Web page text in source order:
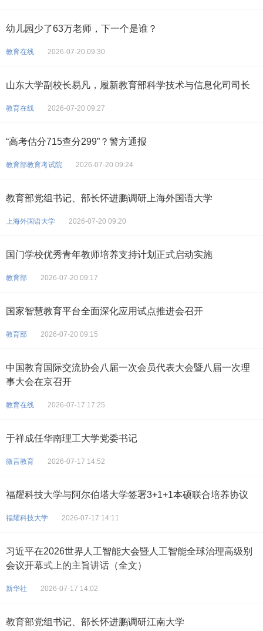
幼儿园少了63万老师，下一个是谁？
教育在线 2026-07-20 09:30
山东大学副校长易凡，履新教育部科学技术与信息化司司长
教育在线 2026-07-20 09:27
“高考估分715查分299”？警方通报
教育部教育考试院 2026-07-20 09:24
教育部党组书记、部长怀进鹏调研上海外国语大学
上海外国语大学 2026-07-20 09:20
国门学校优秀青年教师培养支持计划正式启动实施
教育部 2026-07-20 09:17
国家智慧教育平台全面深化应用试点推进会召开
教育部 2026-07-20 09:15
中国教育国际交流协会八届一次会员代表大会暨八届一次理
事大会在京召开
教育在线 2026-07-17 17:25
于祥成任华南理工大学党委书记
微言教育 2026-07-17 14:52
福耀科技大学与阿尔伯塔大学签署3+1+1本硕联合培养协议
福耀科技大学 2026-07-17 14:11
习近平在2026世界人工智能大会暨人工智能全球治理高级别
会议开幕式上的主旨讲话（全文）
新华社 2026-07-17 14:02
教育部党组书记、部长怀进鹏调研江南大学